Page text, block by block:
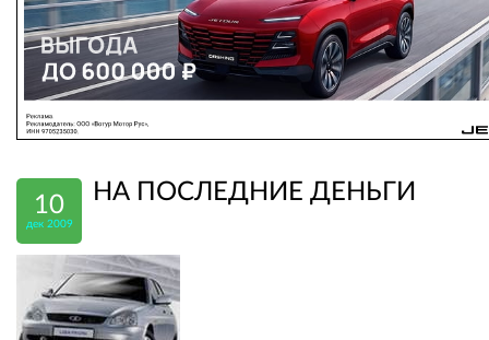
10
дек 2009
НА ПОСЛЕДНИЕ ДЕНЬГИ